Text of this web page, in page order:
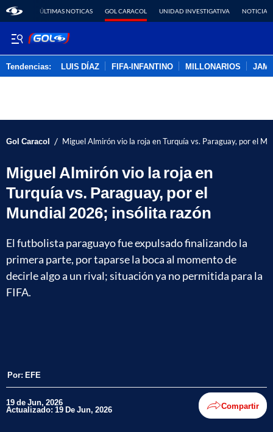
ÚLTIMAS NOTICAS GOL CARACOL UNIDAD INVESTIGATIVA NOTICIAS
Tendencias: LUIS DÍAZ FIFA-INFANTINO MILLONARIOS
Gol Caracol / Miguel Almirón vio la roja en Turquía vs. Paraguay, por el
Miguel Almirón vio la roja en
Turquía vs. Paraguay, por el
Mundial 2026; insólita razón
El futbolista paraguayo fue expulsado finalizando la
primera parte, por taparse la boca al momento de
decirle algo a un rival; situación ya no permitida para la
FIFA.
Por: EFE
19 de Jun, 2026
Actualizado: 19 De Jun, 2026 Compartir